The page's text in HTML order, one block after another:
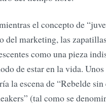
el concepto de
del marketing, las
como una pieza
de estar en la vida. Unos
la escena de “Rebelde sin
(tal como se